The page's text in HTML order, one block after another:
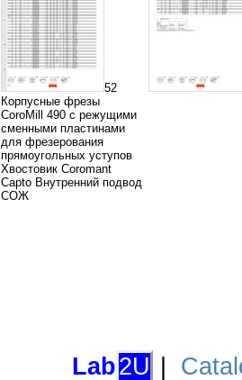
52
Корпусные фрезы
CoroMill 490 с режущими
сменными пластинами
для фрезерования
прямоугольных уступов
Хвостовик Coromant
Capto Внутренний подвод
СОЖ
Lab2U